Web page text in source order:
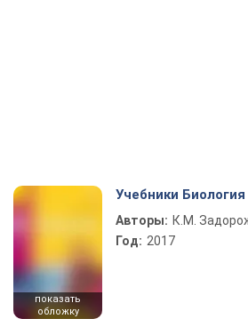
показать
обложку
Учебники Биология
Авторы: К.М.
Год: 2017